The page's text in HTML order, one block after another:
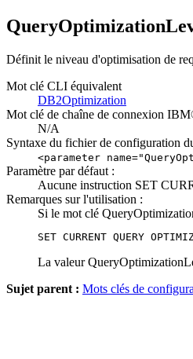
Définit le niveau d'optimisation de
Mot clé CLI équivalent
DB2Optimization
Mot clé de chaîne de connexion
N/A
Syntaxe du fichier de configuration
<parameter
Paramètre par défaut :
Aucune instruction SET
Remarques sur l'utilisation :
Si le mot clé
SET CURRENT QUERY
La valeur
Sujet parent : Mots clés de